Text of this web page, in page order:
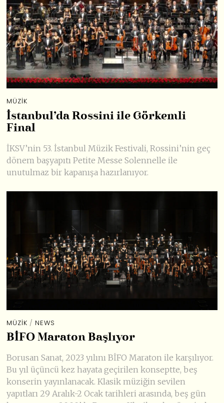
MÜZIK
İstanbul’da Rossini ile Görkemli
Final
İKSV’nin 53. İstanbul Müzik Festivali, Rossini’nin geç
dönem başyapıtı Petite Messe Solennelle ile
unutulmaz bir kapanışa hazırlanıyor.
MÜZIK / NEWS
BİFO Maraton Başlıyor
Borusan Sanat, 2023 yılını BİFO Maraton ile karşılıyor.
Bu yıl üçüncü kez hayata geçirilen konseptte, beş
konserin yayınlanacak. Klasik müziğin sevilen
yapıtları 29 Aralık-2 Ocak tarihleri arasında, beş gün